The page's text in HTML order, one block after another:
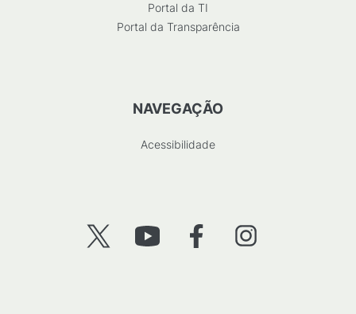
Portal da TI
Portal da Transparência
NAVEGAÇÃO
Acessibilidade